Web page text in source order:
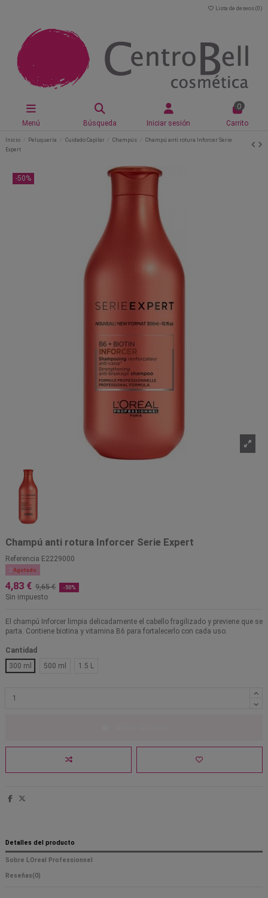
Lista de deseos (0 )
Menú Búsqueda Iniciar sesión
0
Carrito
Inicio Peluquería Cuidado Capilar Champús
Champú anti rotura Inforcer Serie
Expert
-50%
Champú anti rotura Inforcer Serie Expert
Referencia E2229000
 Agotado
4,83 € 9,65 € -50%
Sin impuesto
El champú Inforcer limpia delicadamente el cabello fragilizado y previene que se
parta. Contiene biotina y vitamina B6 para fortalecerlo con cada uso.
Cantidad
300 ml
500 ml 1.5 L
Detalles del producto
Sobre LOreal Professionnel
Reseñas(0)